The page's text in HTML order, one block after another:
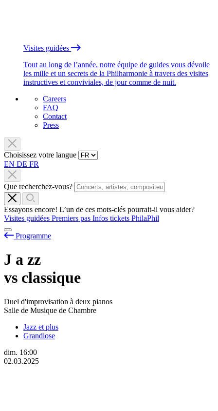
Visites guidées
Tout au long de l’année, notre équipe de guides vous dévoile
les mille et un secrets de la Philharmonie à travers des visites
instructives et conviviales, de jour comme de nuit.
Careers
FAQ
Contact
Press
Choisissez votre langue
EN DE FR
Que recherchez-vous?
Essayons encore! L’un de ces mots-clés pourrait-il vous aider?
Visites guidées Premiers pas Infos tickets PhilaPhil
Programme
J a zz
vs classique
Duel d'improvisation à deux pianos
Salle de Musique de Chambre
Jazz et plus
Grandiose
dim. 16:00
02.03.2025